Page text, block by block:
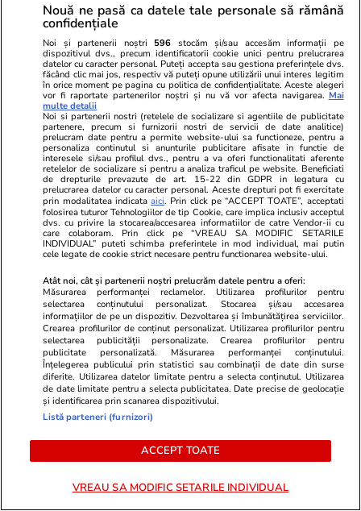
PARTENERI
ZiaruldeIasi.ro
Iașul, pe locul doi în România
după numărul de locuințe. Cum
au schimbat comunele
metropolitane harta județului
Fanatik.ro
Îi paște o
Steagul
tribune la
Cum a fost
TV. Foto
ULTIMELE ȘTIRI
Nouă ne pasă ca datele tale personale să rămână
confidențiale
Noi și partenerii noștri 596 stocăm și/sau accesăm informații pe
dispozitivul dvs., precum identificatorii cookie unici pentru prelucrarea
datelor cu caracter personal. Puteți accepta sau gestiona preferințele dvs.
făcând clic mai jos, respectiv vă puteți opune utilizării unui interes legitim
în orice moment pe pagina cu politica de confidențialitate. Aceste alegeri
vor fi raportate partenerilor noștri și nu vă vor afecta navigarea. Mai
multe detalii
Noi si partenerii nostri (retelele de socializare si agentiile de publicitate
partenere, precum si furnizorii nostri de servicii de date analitice)
prelucram date pentru a permite website-ului sa functioneze, pentru a
personaliza continutul si anunturile publicitare afisate in functie de
interesele si/sau profilul dvs., pentru a va oferi functionalitati aferente
retelelor de socializare si pentru a analiza traficul pe website. Beneficiati
de drepturile prevazute de art. 15-22 din GDPR in legatura cu
prelucrarea datelor cu caracter personal. Aceste drepturi pot fi exercitate
prin modalitatea indicataaici. Prin click pe “ACCEPT TOATE”, acceptati
folosirea tuturor Tehnologiilor de tip Cookie, care implica inclusiv acceptul
dvs. cu privire la stocarea/accesarea informatiilor de catre Vendor-ii cu
care colaboram. Prin click pe “VREAU SA MODIFIC SETARILE
INDIVIDUAL” puteti schimba preferintele in mod individual, mai putin
cele legate de cookie strict necesare pentru functionarea website-ului.
Atât noi, cât și partenerii noștri prelucrăm datele pentru a oferi:
Măsurarea performanței reclamelor. Utilizarea profilurilor pentru
selectarea conținutului personalizat. Stocarea și/sau accesarea
informațiilor de pe un dispozitiv. Dezvoltarea și îmbunătățirea serviciilor.
Crearea profilurilor de conținut personalizat. Utilizarea profilurilor pentru
selectarea publicității personalizate. Crearea profilurilor pentru
publicitate personalizată. Măsurarea performanței conținutului.
Înțelegerea publicului prin statistici sau combinații de date din surse
diferite. Utilizarea datelor limitate pentru a selecta conținutul. Utilizarea
de date limitate pentru a selecta publicitatea. Date precise de geolocație
și identificarea prin scanarea dispozitivului.
Listă parteneri (furnizori)
ACCEPT TOATE
VREAU SA MODIFIC SETARILE INDIVIDUAL